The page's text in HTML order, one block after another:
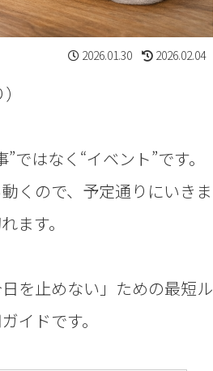
2026.01.30 2026.02.04
はなく“イベント”です。
くので、予定通りにいきま
ます。
を止めない」ための最短ル
イドです。